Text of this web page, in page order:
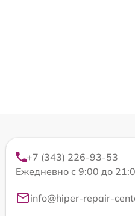
+7 (343) 226-93-53
Ежедневно с 9:00 до
info@hiper-repair-